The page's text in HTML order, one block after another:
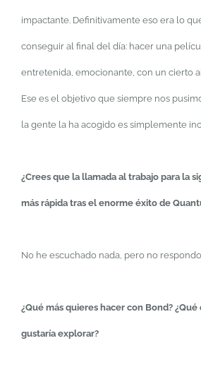
impactante. Definitivamente eso era lo
conseguir al final del día: hacer una
entretenida, emocionante, con un cierto
Ese es el objetivo que siempre nos
la gente la ha acogido es simplemente
¿Crees que la llamada al trabajo para la
más rápida tras el enorme éxito de
No he escuchado nada, pero no
¿Qué más quieres hacer con Bond?
gustaría explorar?